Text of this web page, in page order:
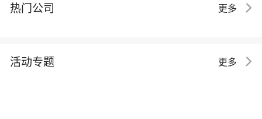
热门公司 更多
活动专题 更多